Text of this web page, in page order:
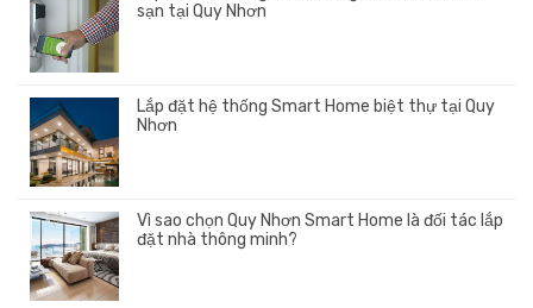
sạn tại Quy Nhơn
Lắp đặt hệ thống Smart Home biệt thự tại Quy
Nhơn
Vì sao chọn Quy Nhơn Smart Home là đối tác lắp
đặt nhà thông minh?